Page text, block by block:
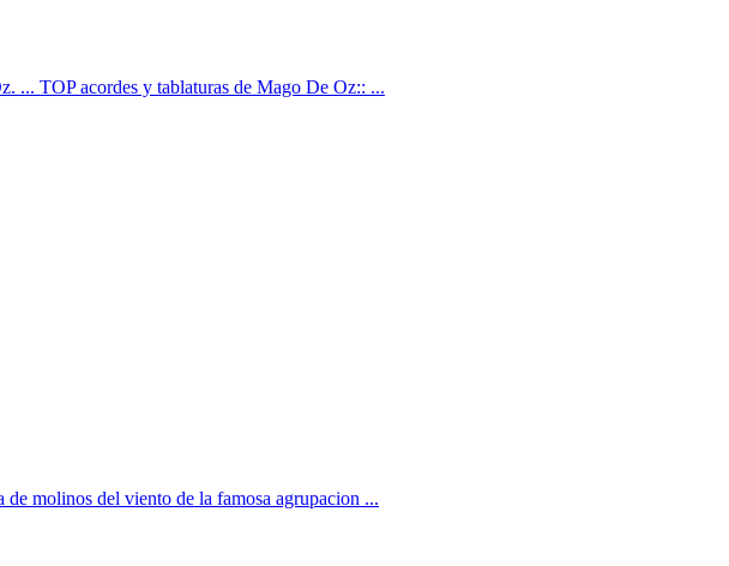
... TOP acordes y tablaturas de Mago De Oz:: ...
molinos del viento de la famosa agrupacion ...